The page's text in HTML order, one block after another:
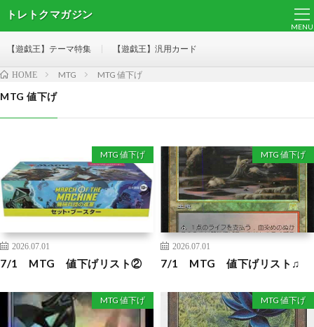
トレトクマガジン
MENU
【遊戯王】テーマ特集 【遊戯王】汎用カード
HOME MTG MTG 値下げ
MTG 値下げ
MTG 値下げ
2026.07.01
7/1 MTG 値下げリスト②
MTG 値下げ
2026.07.01
7/1 MTG 値下げリスト♫
MTG 値下げ MTG 値下げ